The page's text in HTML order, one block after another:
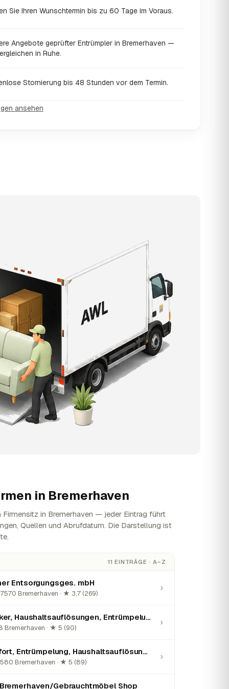
Sie Ihren Wunschtermin bis zu 60 Tage im Voraus.
Angebote geprüfter Entrümpler in Bremerhaven —
in Ruhe.
Stornierung bis 48 Stunden vor dem Termin.
ansehen
in Bremerhaven
in Bremerhaven — jeder Eintrag führt
Quellen und Abrufdatum. Die Darstellung ist
11 EINTRÄGE · A–Z
Entsorgungsges. mbH
Bremerhaven · ★ 3,7 (269)
›
Die Seestadtpacker, Haushaltsauflösungen, Entrümpelungen, Transporte
Bremerhaven · ★ 5 (90)
›
Entrümpelung Sofort, Entrümpelung, Haushaltsauflösung, Abrissarbeiten
Bremerhaven · ★ 5 (89)
›
Gebrauchtmöbel Shop